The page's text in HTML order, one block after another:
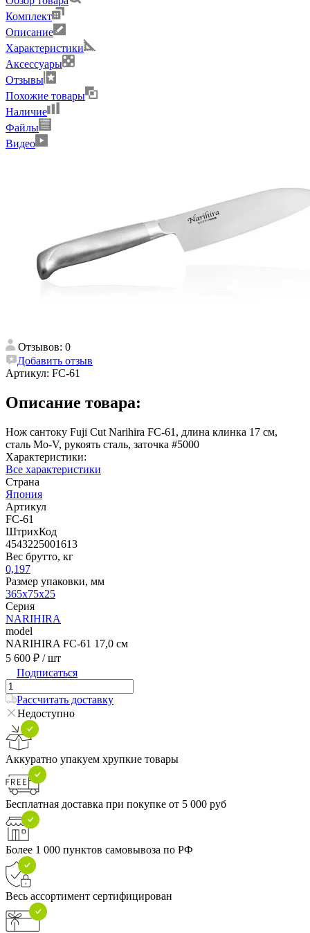
Комплект
Описание
Характеристики
Аксессуары
Отзывы
Похожие товары
Наличие
Файлы
Видео
Отзывов: 0
Добавить отзыв
Артикул: FC-61
Описание товара:
Нож сантоку Fuji Cut Narihira FC-61, длина клинка 17 см,
сталь Mo-V, рукоять сталь, заточка #5000
Характеристики:
Все характеристики
Страна
Япония
Артикул
FC-61
ШтрихКод
4543225001613
Вес брутто, кг
0,197
Размер упаковки, мм
365x75x25
Серия
NARIHIRA
model
NARIHIRA FC-61 17,0 см
5 600 ₽ / шт
Подписаться
Рассчитать доставку
Недоступно
Аккуратно упакуем хрупкие товары
Бесплатная доставка при покупке от 5 000 руб
Более 1 000 пунктов самовывоза по РФ
Весь ассортимент сертифицирован